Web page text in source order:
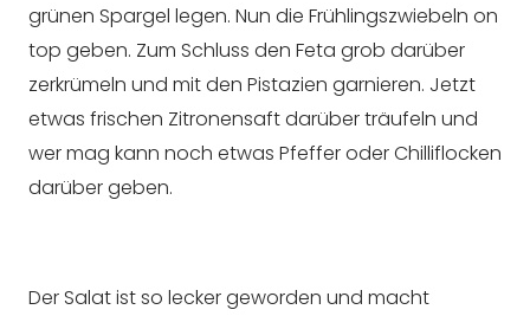
grünen Spargel legen. Nun die Frühlingszwiebeln on
top geben. Zum Schluss den Feta grob darüber
zerkrümeln und mit den Pistazien garnieren. Jetzt
etwas frischen Zitronensaft darüber träufeln und
wer mag kann noch etwas Pfeffer oder Chilliflocken
darüber geben.
Der Salat ist so lecker geworden und macht